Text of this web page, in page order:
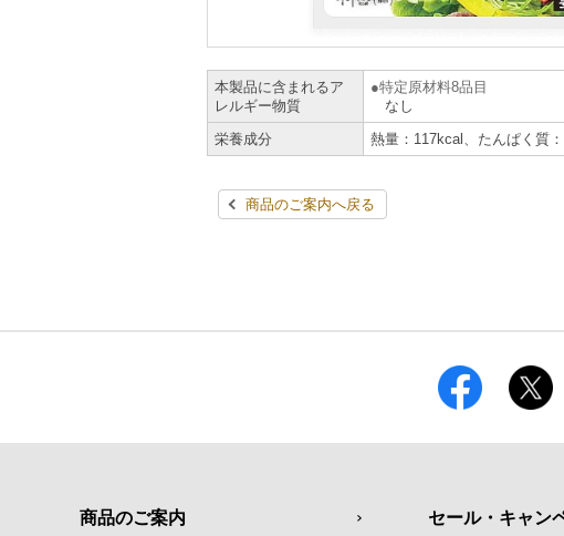
本製品に含まれるア
レルギー物質
特定原材料8品目
なし
栄養成分
熱量：117kcal、たんぱく質
商品のご案内へ戻る
商品のご案内 セール・キャン